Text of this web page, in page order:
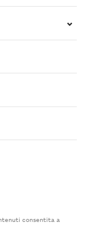
consentita a